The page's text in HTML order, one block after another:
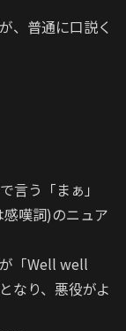
、普通に口説く
言う「まぁ」
嘆詞)のニュア
「Well well
なり、悪役がよ